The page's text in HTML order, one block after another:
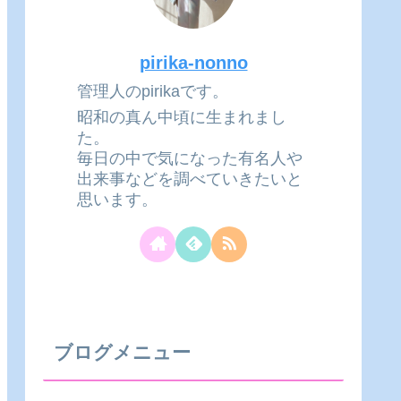
pirika-nonno
管理人のpirikaです。
昭和の真ん中頃に生まれまし
た。
毎日の中で気になった有名人や
出来事などを調べていきたいと
思います。
ブログメニュー